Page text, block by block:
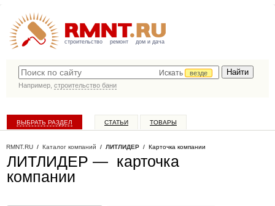
строительство ремонт дом и дача
Искать
везде
Например, строительство бани
ВЫБРАТЬ РАЗДЕЛ СТАТЬИ ТОВАРЫ
RMNT.RU / Каталог компаний / ЛИТЛИДЕР / Карточка компании
ЛИТЛИДЕР — карточка
компании